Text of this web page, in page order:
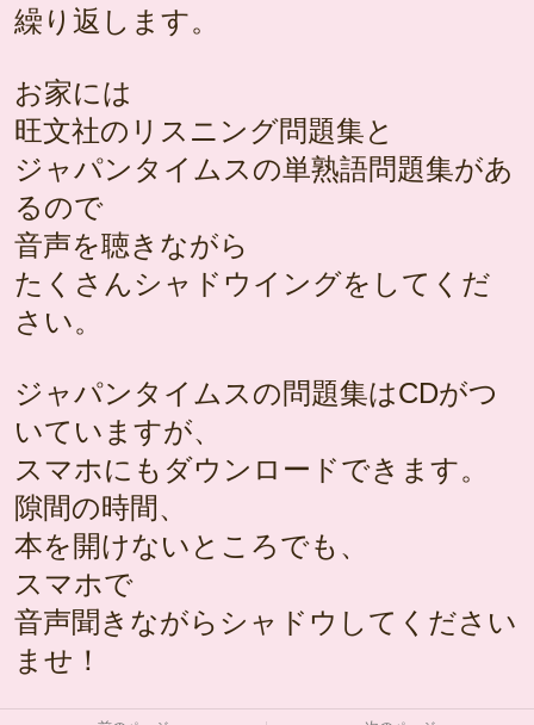
繰り返します。
お家には
旺文社のリスニング問題集と
ジャパンタイムスの単熟語問題集があ
るので
音声を聴きながら
たくさんシャドウイングをしてくだ
さい。
ジャパンタイムスの問題集はCDがつ
いていますが、
スマホにもダウンロードできます。
隙間の時間、
本を開けないところでも、
スマホで
音声聞きながらシャドウしてください
ませ！